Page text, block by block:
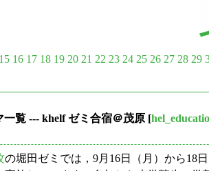
15 16 17 18 19 20 21 22 23 24 25 26 27 28 29
覧 --- khelf ゼミ合宿＠茂原 [
の堀田ゼミでは，9月16日（月）から18